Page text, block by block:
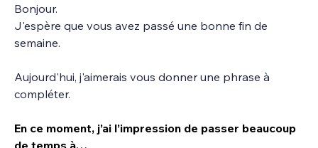
Bonjour.
J'espère que vous avez passé une bonne fin de
semaine.
Aujourd'hui, j'aimerais vous donner une phrase à
compléter.
En ce moment, j’ai l’impression de passer beaucoup
de temps à…